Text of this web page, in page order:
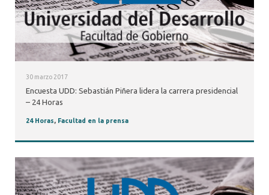
30 marzo 2017
Encuesta UDD: Sebastián Piñera lidera la carrera presidencial
– 24 Horas
24 Horas, Facultad en la prensa